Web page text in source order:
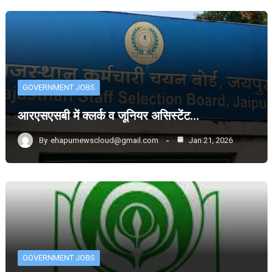
GOVERNMENT JOBS
आरएसएसबी में क्लर्क व जूनियर असिस्टेंट…
By ehapurnewscloud@gmail.com Jan 21, 2026
GOVERNMENT JOBS